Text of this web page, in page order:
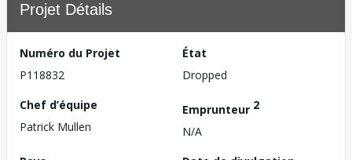
Projet Détails
Numéro du Projet
P118832
État
Dropped
Chef d’équipe
Patrick Mullen
Emprunteur 2
N/A